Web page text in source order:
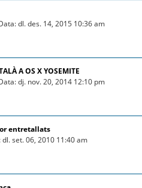
dl. des. 14, 2015 10:36 am
A OS X YOSEMITE
dj. nov. 20, 2014 12:10 pm
entretallats
set. 06, 2010 11:40 am